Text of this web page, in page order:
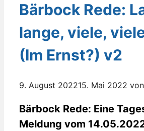
Bärbock Rede:
lange, viele,
(Im Ernst?) v2
9. August 202215. Mai 2022 von
Bärbock Rede: Eine
Meldung vom